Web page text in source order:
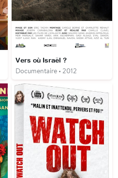
Vers où Israël ?
Documentaire • 2012